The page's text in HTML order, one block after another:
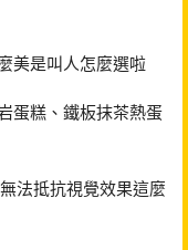
美是叫人怎麼選啦
蛋糕、鐵板抹茶熱蛋
法抵抗視覺效果這麼